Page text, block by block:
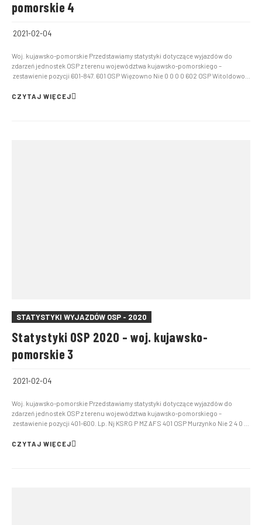
pomorskie 4
2021-02-04
Woj. kujawsko-pomorskie Przedstawiamy statystyki dotyczące wyjazdów do
zdarzeń jednostek OSP z terenu województwa kujawsko-pomorskiego –
zestawienie pozycji 601-847. 601 OSP Więzowno Nie 0 0 0 0 602 OSP Witoldowo
Zakład Karny Nie 0 […]
CZYTAJ WIĘCEJ
STATYSTYKI WYJAZDÓW OSP - 2020
Statystyki OSP 2020 – woj. kujawsko-
pomorskie 3
2021-02-04
Woj. kujawsko-pomorskie Przedstawiamy statystyki dotyczące wyjazdów do
zdarzeń jednostek OSP z terenu województwa kujawsko-pomorskiego –
zestawienie pozycji 401-600. Lp. Nj KSRG P MZ AF S 401 OSP Murzynko Nie 2 4 0 6
Bierzgłowo Nie 2 4 0 […]
CZYTAJ WIĘCEJ